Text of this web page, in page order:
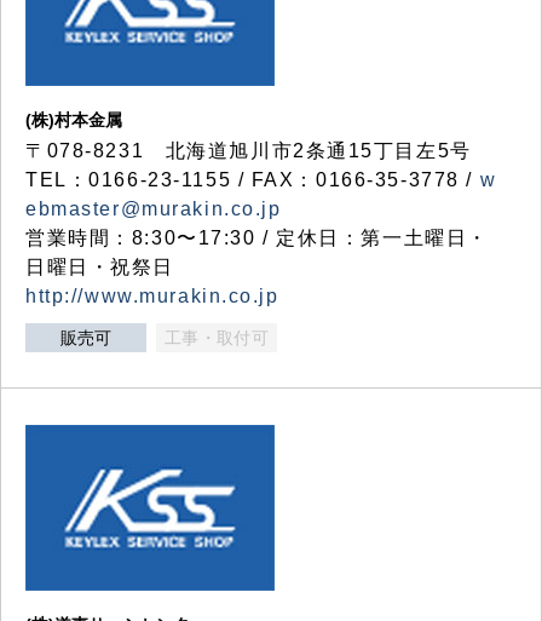
(株)村本金属
〒078-8231 北海道旭川市2条通15丁目左5号
TEL：0166-23-1155 / FAX：0166-35-3778 / w
ebmaster@murakin.co.jp
営業時間：8:30〜17:30 / 定休日：第一土曜日・
日曜日・祝祭日
http://www.murakin.co.jp
販売可 工事・取付可